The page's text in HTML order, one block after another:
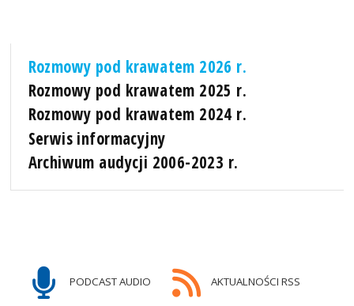
Rozmowy pod krawatem 2026 r.
Rozmowy pod krawatem 2025 r.
Rozmowy pod krawatem 2024 r.
Serwis informacyjny
Archiwum audycji 2006-2023 r.
PODCAST AUDIO AKTUALNOŚCI RSS